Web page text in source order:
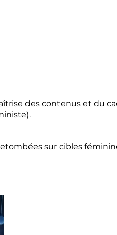
des contenus et du
sur cibles